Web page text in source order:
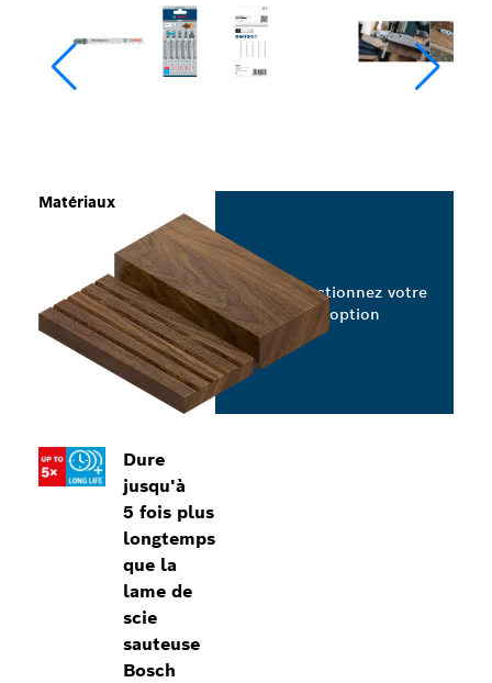
Dure
jusqu'à
5 fois plus
longtemps
que la
lame de
scie
sauteuse
Bosch
Matériaux
Sélectionnez votre
option